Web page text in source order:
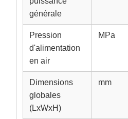
générale
Pression
d'alimentation
en air
MPa
Dimensions
globales
(LxWxH)
mm